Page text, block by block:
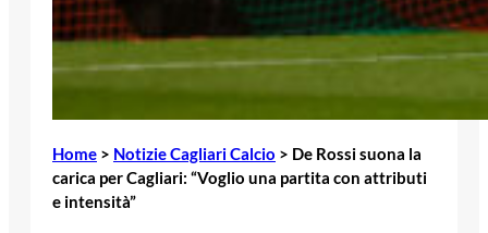
Home > Notizie Cagliari Calcio > De Rossi suona la
carica per Cagliari: “Voglio una partita con attributi
e intensità”